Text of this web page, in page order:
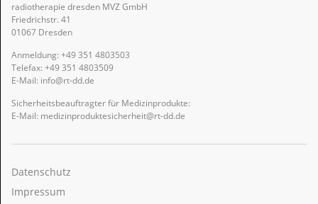
radiotherapie dresden MVZ GmbH
Friedrichstr. 41
01067 Dresden
Anmeldung: +49 351 4803503
Telefax: +49 351 4803509
E-Mail: info@rt-dd.de
Sicherheitsbeauftragter für Medizinprodukte:
E-Mail: medizinproduktesicherheit@rt-dd.de
überspringen
Datenschutz
Impressum